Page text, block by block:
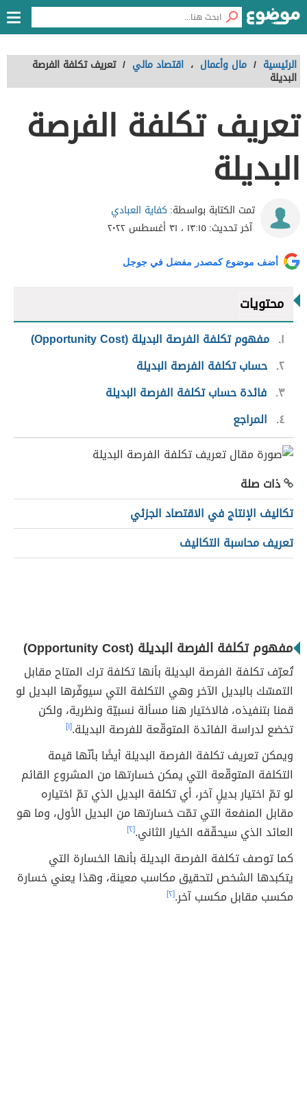
الرئيسية / مال وأعمال ، اقتصاد مالي / تعريف تكلفة الفرصة
البديلة
تعريف تكلفة الفرصة
البديلة
تمت الكتابة بواسطة: كفاية العبادي
آخر تحديث:١٣:١٥ ، ٣١ أغسطس ٢٠٢٢
أضف موضوع كمصدر مفضل في جوجل
محتويات
١ مفهوم تكلفة الفرصة البديلة (Opportunity Cost)
٢ حساب تكلفة الفرصة البديلة
٣ فائدة حساب تكلفة الفرصة البديلة
٤
المراجع
ذات صلة
تكاليف الإنتاج في الاقتصاد الجزئي
تعريف محاسبة التكاليف
مفهوم تكلفة الفرصة البديلة (Opportunity Cost)
تُعرّف تكلفة الفرصة البديلة بأنها تكلفة ترك المتاح مقابل
التمسّك بالبديل الآخر وهي التكلفة التي سيوفّرها البديل لو
قمنا بتنفيذه، فالاختيار هنا مسألة نسبيّة ونظرية، ولكن
تخضع لدراسة الفائدة المتوقّعة للفرصة البديلة.[١]
ويمكن تعريف تكلفة الفرصة البديلة أيضًا بأنّها قيمة
التكلفة المتوقّعة التي يمكن خسارتها من المشروع القائم
لو تمّ اختيار بديلٍ آخر، أي تكلفة البديل الذي تمّ اختياره
مقابل المنفعة التي تمّت خسارتها من البديل الأول، وما هو
العائد الذي سيحقّقه الخيار الثاني.[٢]
كما توصف تكلفة الفرصة البديلة بأنها الخسارة التي
يتكبدها الشخص لتحقيق مكاسب معينة، وهذا يعني خسارة
مكسب مقابل مكسب آخر.[٢]